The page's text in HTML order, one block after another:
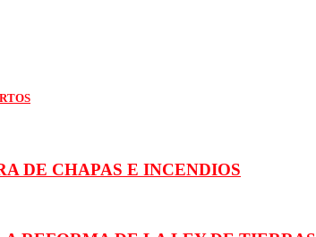
DE CHAPAS E INCENDIOS